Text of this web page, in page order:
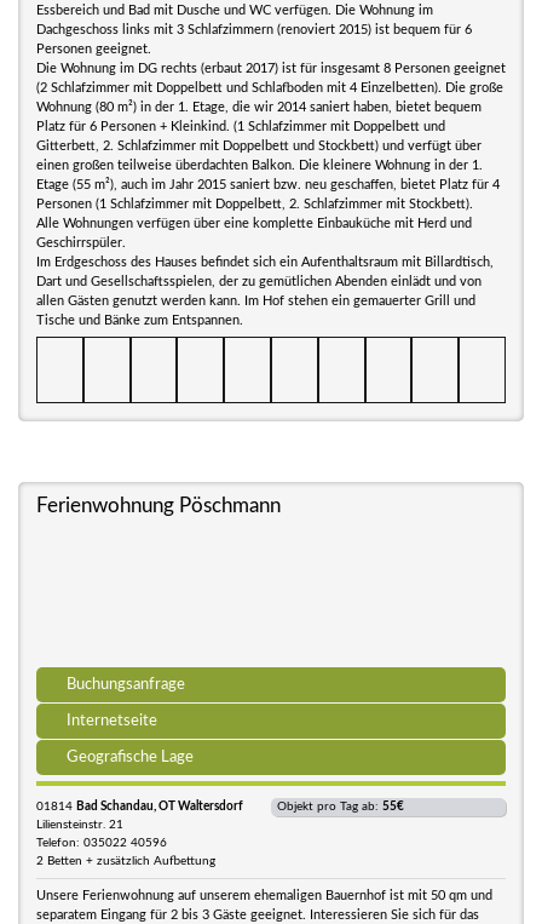
Essbereich und Bad mit Dusche und WC verfügen. Die Wohnung im
Dachgeschoss links mit 3 Schlafzimmern (renoviert 2015) ist bequem für 6
Personen geeignet.
Die Wohnung im DG rechts (erbaut 2017) ist für insgesamt 8 Personen geeignet
(2 Schlafzimmer mit Doppelbett und Schlafboden mit 4 Einzelbetten). Die große
Wohnung (80 m²) in der 1. Etage, die wir 2014 saniert haben, bietet bequem
Platz für 6 Personen + Kleinkind. (1 Schlafzimmer mit Doppelbett und
Gitterbett, 2. Schlafzimmer mit Doppelbett und Stockbett) und verfügt über
einen großen teilweise überdachten Balkon. Die kleinere Wohnung in der 1.
Etage (55 m²), auch im Jahr 2015 saniert bzw. neu geschaffen, bietet Platz für 4
Personen (1 Schlafzimmer mit Doppelbett, 2. Schlafzimmer mit Stockbett).
Alle Wohnungen verfügen über eine komplette Einbauküche mit Herd und
Geschirrspüler.
Im Erdgeschoss des Hauses befindet sich ein Aufenthaltsraum mit Billardtisch,
Dart und Gesellschaftsspielen, der zu gemütlichen Abenden einlädt und von
allen Gästen genutzt werden kann. Im Hof stehen ein gemauerter Grill und
Tische und Bänke zum Entspannen.
Ferienwohnung Pöschmann
Buchungsanfrage
Internetseite
Geografische Lage
01814 Bad Schandau, OT Waltersdorf
Liliensteinstr. 21
Telefon: 035022 40596
2 Betten + zusätzlich Aufbettung
Objekt pro Tag ab: 55€
Unsere Ferienwohnung auf unserem ehemaligen Bauernhof ist mit 50 qm und
separatem Eingang für 2 bis 3 Gäste geeignet. Interessieren Sie sich für das